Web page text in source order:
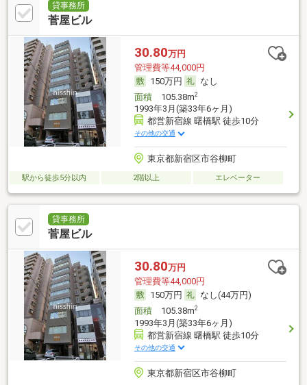
貸事務所
菅屋ビル
30.80万円
管理費等44,000円
150万円
なし
面積105.38m2
1993年3月(築33年6ヶ月)
都営新宿線 曙橋駅 徒歩10分
その他の交通
東京都新宿区市谷柳町
駅から徒歩5分以内 2階以上 エレベーター
貸事務所
菅屋ビル
30.80万円
管理費等44,000円
150万円
なし(44万円)
面積105.38m2
1993年3月(築33年6ヶ月)
都営新宿線 曙橋駅 徒歩10分
その他の交通
東京都新宿区市谷柳町